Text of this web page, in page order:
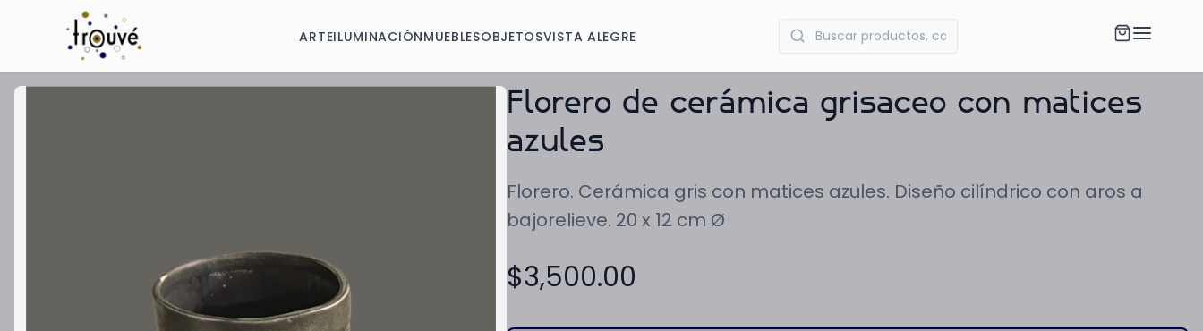
ARTEILUMINACIÓNMUEBLESOBJETOSVISTA ALEGRE
Florero de cerámica grisaceo con matices
azules
Florero. Cerámica gris con matices azules. Diseño cilíndrico con aros a
bajorelieve. 20 x 12 cm Ø
$3,500.00